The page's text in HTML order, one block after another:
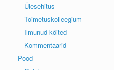
Ülesehitus
Toimetuskolleegium
Ilmunud köited
Kommentaarid
Pood